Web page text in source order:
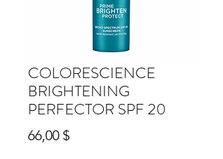
COLORESCIENCE
BRIGHTENING
PERFECTOR SPF 20
66,00 $Prix